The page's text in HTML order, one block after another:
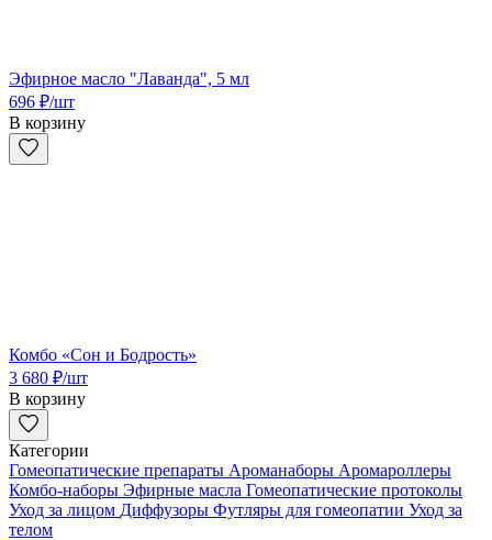
Эфирное масло "Лаванда", 5 мл
696 ₽/шт
В корзину
Комбо «Сон и Бодрость»
3 680 ₽/шт
В корзину
Категории
Гомеопатические препараты Ароманаборы Аромароллеры
Комбо-наборы Эфирные масла Гомеопатические протоколы
Уход за лицом Диффузоры Футляры для гомеопатии Уход за
телом